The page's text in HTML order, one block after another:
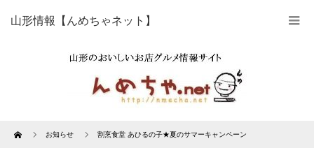
山形情報【んめちゃネット】
Home お知らせ 割烹食堂 あひるの子★夏のサマーキャンペーン